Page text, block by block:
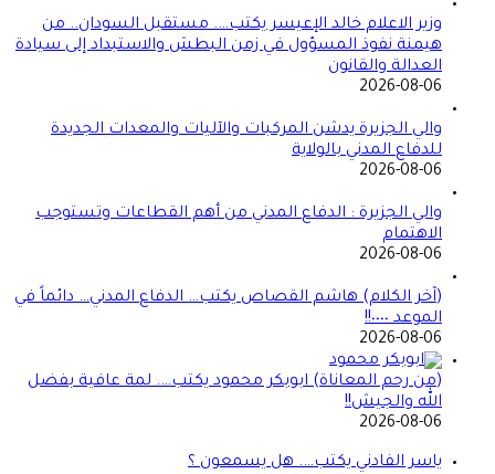
وزير الاعلام خالد الإعيسر يكتب…. مستقبل السودان.. من
هيمنة نفوذ المسؤول في زمن البطش والاستبداد إلى سيادة
العدالة والقانون
2026-08-06
والي الجزيرة يدشن المركبات والآليات والمعدات الجديدة
للدفاع المدني بالولاية
2026-08-06
والي الجزيرة : الدفاع المدني من أهم القطاعات وتستوجب
الاهتمام
2026-08-06
(آخر الكلام) هاشم القصاص يكتب… الدفاع المدني… دائماً في
الموعد ٠٠٠٠!!
2026-08-06
(من رحم المعاناة) ابوبكر محمود يكتب…. لمة عافية بفضل
الله والجيش!!
2026-08-06
ياسر الفادني يكتب…. هل يسمعون ؟